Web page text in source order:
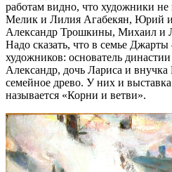
работам видно, что художники
Мелик и Лилия Агабекян, Юрий
Александр Трошкины, Михаил и
Надо сказать, что в семье
художников: основатель
Александр, дочь Лариса и
семейное древо. У них и выставка
называется «Корни и ветви».